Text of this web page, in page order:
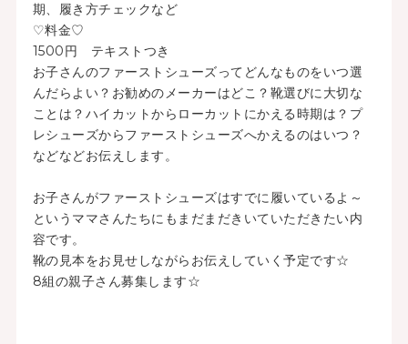
期、履き方チェックなど
♡料金♡
1500円 テキストつき
お子さんのファーストシューズってどんなものをいつ選
んだらよい？お勧めのメーカーはどこ？靴選びに大切な
ことは？ハイカットからローカットにかえる時期は？プ
レシューズからファーストシューズへかえるのはいつ？
などなどお伝えします。
お子さんがファーストシューズはすでに履いているよ～
というママさんたちにもまだまだきいていただきたい内
容です。
靴の見本をお見せしながらお伝えしていく予定です☆
8組の親子さん募集します☆